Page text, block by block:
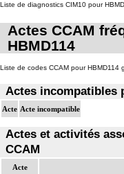
Liste de diagnostics CIM10 pour
Actes CCAM
HBMD114
Liste de codes CCAM pour
Actes incompatibles
Acte Acte incompatible
Actes et activités
CCAM
Acte